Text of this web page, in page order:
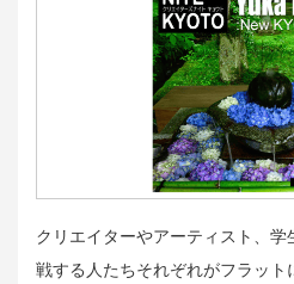
クリエイターやアーティスト、
戦する人たちそれぞれがフラッ